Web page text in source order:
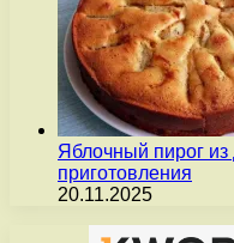
Яблочный пирог из
приготовления
20.11.2025